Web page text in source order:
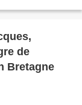
de
Bretagne